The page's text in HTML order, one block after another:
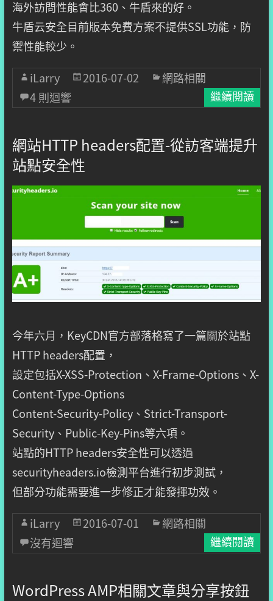
海外訪問性能會比360、牛盾來的好。
牛盾云安全目前版本免費方案不提供SSL功能，防
禦性能較少。
iLarry
2016-07-02
網路相關
4 則迴響
繼續閱讀
網站HTTP headers配置-從訪客端提升
站點安全性
今年六月，KeyCDN官方部落格寫了一篇關於站點
HTTP headers配置，
設定包括X-XSS-Protection、X-Frame-Options、X-
Content-Type-Options
Content-Security-Policy、Strict-Transport-
Security、Public-Key-Pins等六項。
站點的HTTP headers安全性可以透過
securityheaders.io檢測平台進行初步測試，
但部分功能需要進一步修正才能發揮功效。
iLarry
2016-07-01
網路相關
沒有迴響
繼續閱讀
WordPress AMP相關文章與分享按鈕